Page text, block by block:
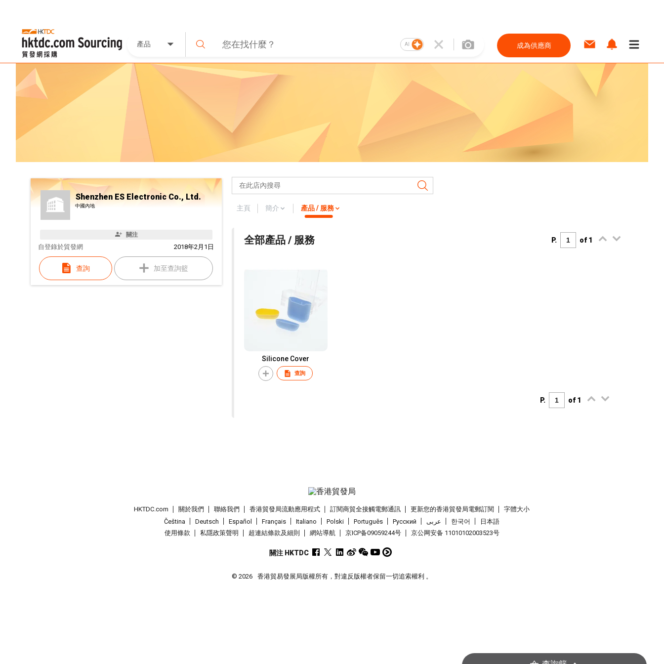
產品 AI 成為供應商
Shenzhen ES Electronic Co., Ltd.
中國內地
關注
自 2018年2月1日
登錄於貿發網
查詢 加至查詢籃
主頁 簡介 產品 / 服務
全部產品 / 服務 P. of 1
Silicone Cover
查詢
P. of 1
HKTDC.com 關於我們 聯絡我們 香港貿發局流動應用程式 訂閱商貿全接觸電郵通訊 更新您的香港貿發局電郵訂閱
字體大小
Čeština
Deutsch Español Français Italiano Polski Português Pусский عربى 한국어
日本語
使用條款
私隱政策聲明 超連結條款及細則 網站導航 京ICP备09059244号 京公网安备 11010102003523号
關注 HKTDC
© 2026 香港貿易發展局版權所有，對違反版權者保留一切追索權利 。